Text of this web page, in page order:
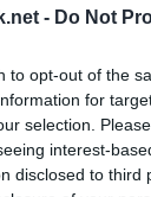
- Do Not
to opt-out of the
for
selection.
interest-
disclosed to third